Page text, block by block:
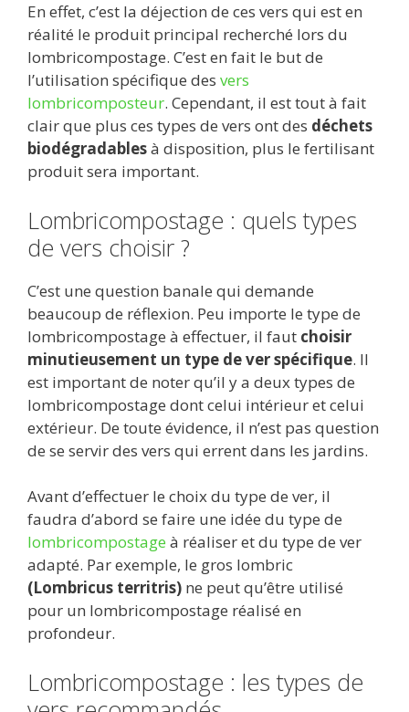
En effet, c’est la déjection de ces vers qui est en
réalité le produit principal recherché lors du
lombricompostage. C’est en fait le but de
l’utilisation spécifique des vers
lombricomposteur. Cependant, il est tout à fait
clair que plus ces types de vers ont des déchets
biodégradablesà disposition, plus le fertilisant
produit sera important.
Lombricompostage : quels types
de vers choisir ?
C’est une question banale qui demande
beaucoup de réflexion. Peu importe le type de
lombricompostage à effectuer, il faut choisir
minutieusement un type de ver spécifique. Il
est important de noter qu’il y a deux types de
lombricompostage dont celui intérieur et celui
extérieur. De toute évidence, il n’est pas question
de se servir des vers qui errent dans les jardins.
Avant d’effectuer le choix du type de ver, il
faudra d’abord se faire une idée du type de
lombricompostage à réaliser et du type de ver
adapté. Par exemple, le gros lombric
(Lombricus territris) ne peut qu’être utilisé
pour un lombricompostage réalisé en
profondeur.
Lombricompostage : les types de